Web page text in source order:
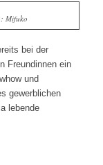
Mifuko
bei der
Freundinnen ein
und
gewerblichen
lebende